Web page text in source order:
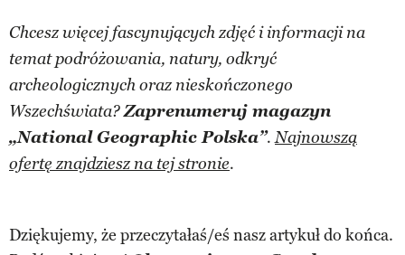
Chcesz więcej fascynujących zdjęć i informacji na
temat podróżowania, natury, odkryć
archeologicznych oraz nieskończonego
Wszechświata?Zaprenumeruj magazyn
„National Geographic Polska”.Najnowszą
ofertę znajdziesz na tej stronie.
Dziękujemy, że przeczytałaś/eś nasz artykuł do końca.